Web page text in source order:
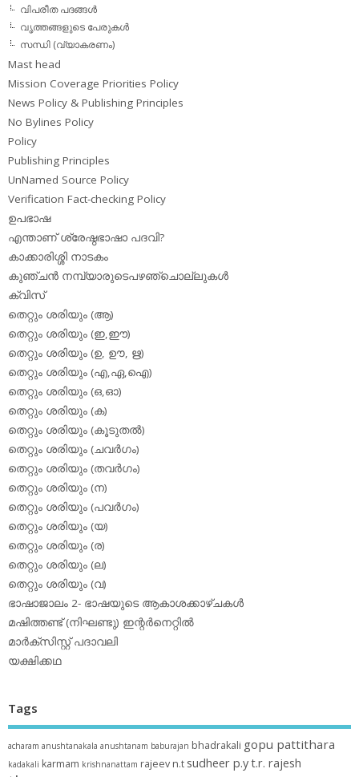
വിപരീത പദങ്ങള്‍
വൃത്തങ്ങളുടെ പേരുകള്‍
സന്ധി (വ്യാകരണം)
Mast head
Mission Coverage Priorities Policy
News Policy & Publishing Principles
No Bylines Policy
Policy
Publishing Principles
UnNamed Source Policy
Verification Fact-checking Policy
ഉപഭാഷ
എന്താണ് ശ്രേഷ്ഠഭാഷാ പദവി?
കാക്കാരിശ്ശി നാടകം
കുഞ്ചന്‍ നമ്പ്യാരുടെപഴഞ്ചൊല്ലുകള്‍
ക്വിസ്
തെറ്റും ശരിയും (ആ)
തെറ്റും ശരിയും (ഇ,ഈ)
തെറ്റും ശരിയും (ഉ, ഊ, ഋ)
തെറ്റും ശരിയും (എ,ഏ,ഐ)
തെറ്റും ശരിയും (ഒ,ഓ)
തെറ്റും ശരിയും (ക)
തെറ്റും ശരിയും (കൂടുതല്‍)
തെറ്റും ശരിയും (ചവര്‍ഗം)
തെറ്റും ശരിയും (തവര്‍ഗം)
തെറ്റും ശരിയും (ന)
തെറ്റും ശരിയും (പവര്‍ഗം)
തെറ്റും ശരിയും (യ)
തെറ്റും ശരിയും (ര)
തെറ്റും ശരിയും (ല)
തെറ്റും ശരിയും (വ)
ഭാഷാജാലം 2- ഭാഷയുടെ ആകാശക്കാഴ്ചകള്‍
മഷിത്തണ്ട് (നിഘണ്ടു) ഇന്റര്‍നെറ്റില്‍
മാര്‍ക്‌സിസ്റ്റ് പദാവലി
യക്ഷിക്കഥ
Tags
acharam anushtanakala anushtanam baburajan bhadrakali gopu pattithara
kadakali karmam krishnanattam rajeev n.t sudheer p.yt.r. rajesh